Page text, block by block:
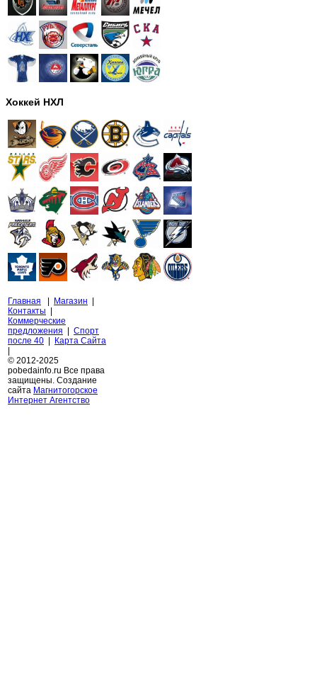
Хоккей НХЛ
Главная | Магазин |
Контакты |
Коммерческие
предложения | Спорт
после 40 | Карта Сайта
|
© 2012-2025
pobedainfo.ru Все права
защищены. Создание
сайта Магнитогорское
Интернет Агентство